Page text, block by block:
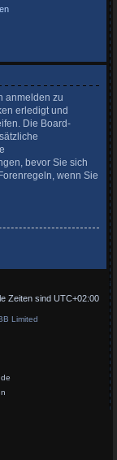
anmelden zu
erledigt und
Die Board-
bevor Sie sich
wenn Sie
Zeiten sind UTC+02:00
Limited